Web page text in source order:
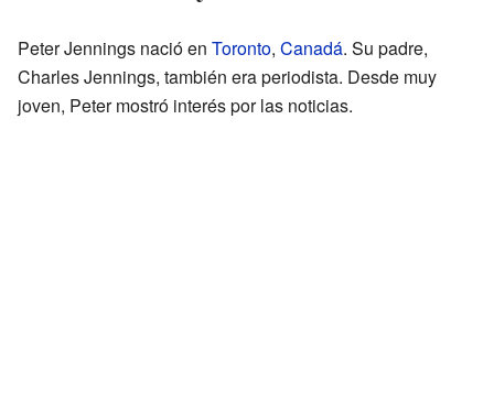
Peter Jennings nació en Toronto, Canadá. Su padre,
Charles Jennings, también era periodista. Desde muy
joven, Peter mostró interés por las noticias.